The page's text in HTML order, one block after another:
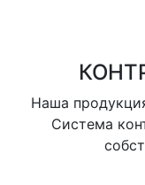
Наша
Система